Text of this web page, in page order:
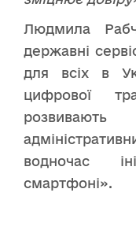
Людмила
державні
для всіх в
цифрової
водночас
смартфоні».